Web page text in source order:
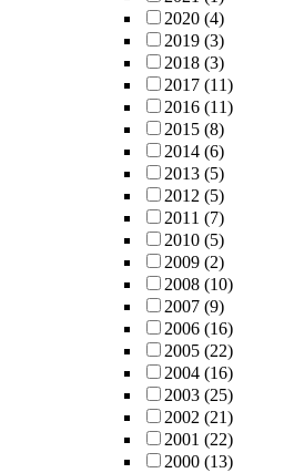
2020 (4)
2019 (3)
2018 (3)
2017 (11)
2016 (11)
2015 (8)
2014 (6)
2013 (5)
2012 (5)
2011 (7)
2010 (5)
2009 (2)
2008 (10)
2007 (9)
2006 (16)
2005 (22)
2004 (16)
2003 (25)
2002 (21)
2001 (22)
2000 (13)